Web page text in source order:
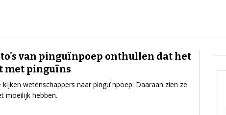
van pinguïnpoep onthullen dat het
met pinguïns
wetenschappers naar pinguïnpoep. Daaraan zien ze
moeilijk hebben.